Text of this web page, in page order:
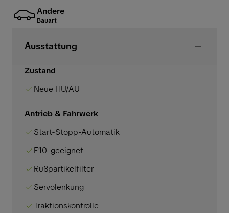
Andere
Bauart
Ausstattung
Zustand
Neue HU/AU
Antrieb & Fahrwerk
Start-Stopp-Automatik
E10-geeignet
Rußpartikelfilter
Servolenkung
Traktionskontrolle